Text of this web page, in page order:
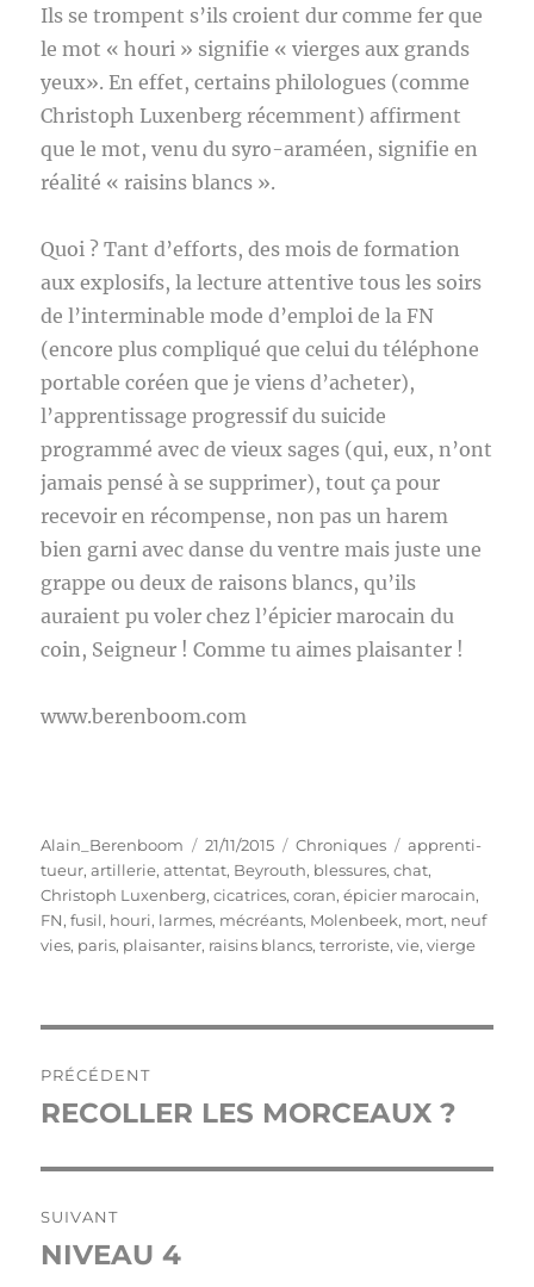
Ils se trompent s’ils croient dur comme fer que
le mot « houri » signifie « vierges aux grands
yeux». En effet, certains philologues (comme
Christoph Luxenberg récemment) affirment
que le mot, venu du syro-araméen, signifie en
réalité « raisins blancs ».
Quoi ? Tant d’efforts, des mois de formation
aux explosifs, la lecture attentive tous les soirs
de l’interminable mode d’emploi de la FN
(encore plus compliqué que celui du téléphone
portable coréen que je viens d’acheter),
l’apprentissage progressif du suicide
programmé avec de vieux sages (qui, eux, n’ont
jamais pensé à se supprimer), tout ça pour
recevoir en récompense, non pas un harem
bien garni avec danse du ventre mais juste une
grappe ou deux de raisons blancs, qu’ils
auraient pu voler chez l’épicier marocain du
coin, Seigneur ! Comme tu aimes plaisanter !
www.berenboom.com
Auteur
Alain_Berenboom
Publié
le
21/11/2015 Catégories
Chroniques Étiquettes
apprenti-
tueur,artillerie,attentat, Beyrouth, blessures,chat,
Christoph Luxenberg,cicatrices,coran,épicier marocain,
FN,fusil, houri, larmes, mécréants, Molenbeek, mort, neuf
vies, paris, plaisanter, raisins blancs,terroriste,vie,vierge
de
PRÉCÉDENT
Publication
RECOLLER LES MORCEAUX ?
SUIVANT
Publication
NIVEAU 4